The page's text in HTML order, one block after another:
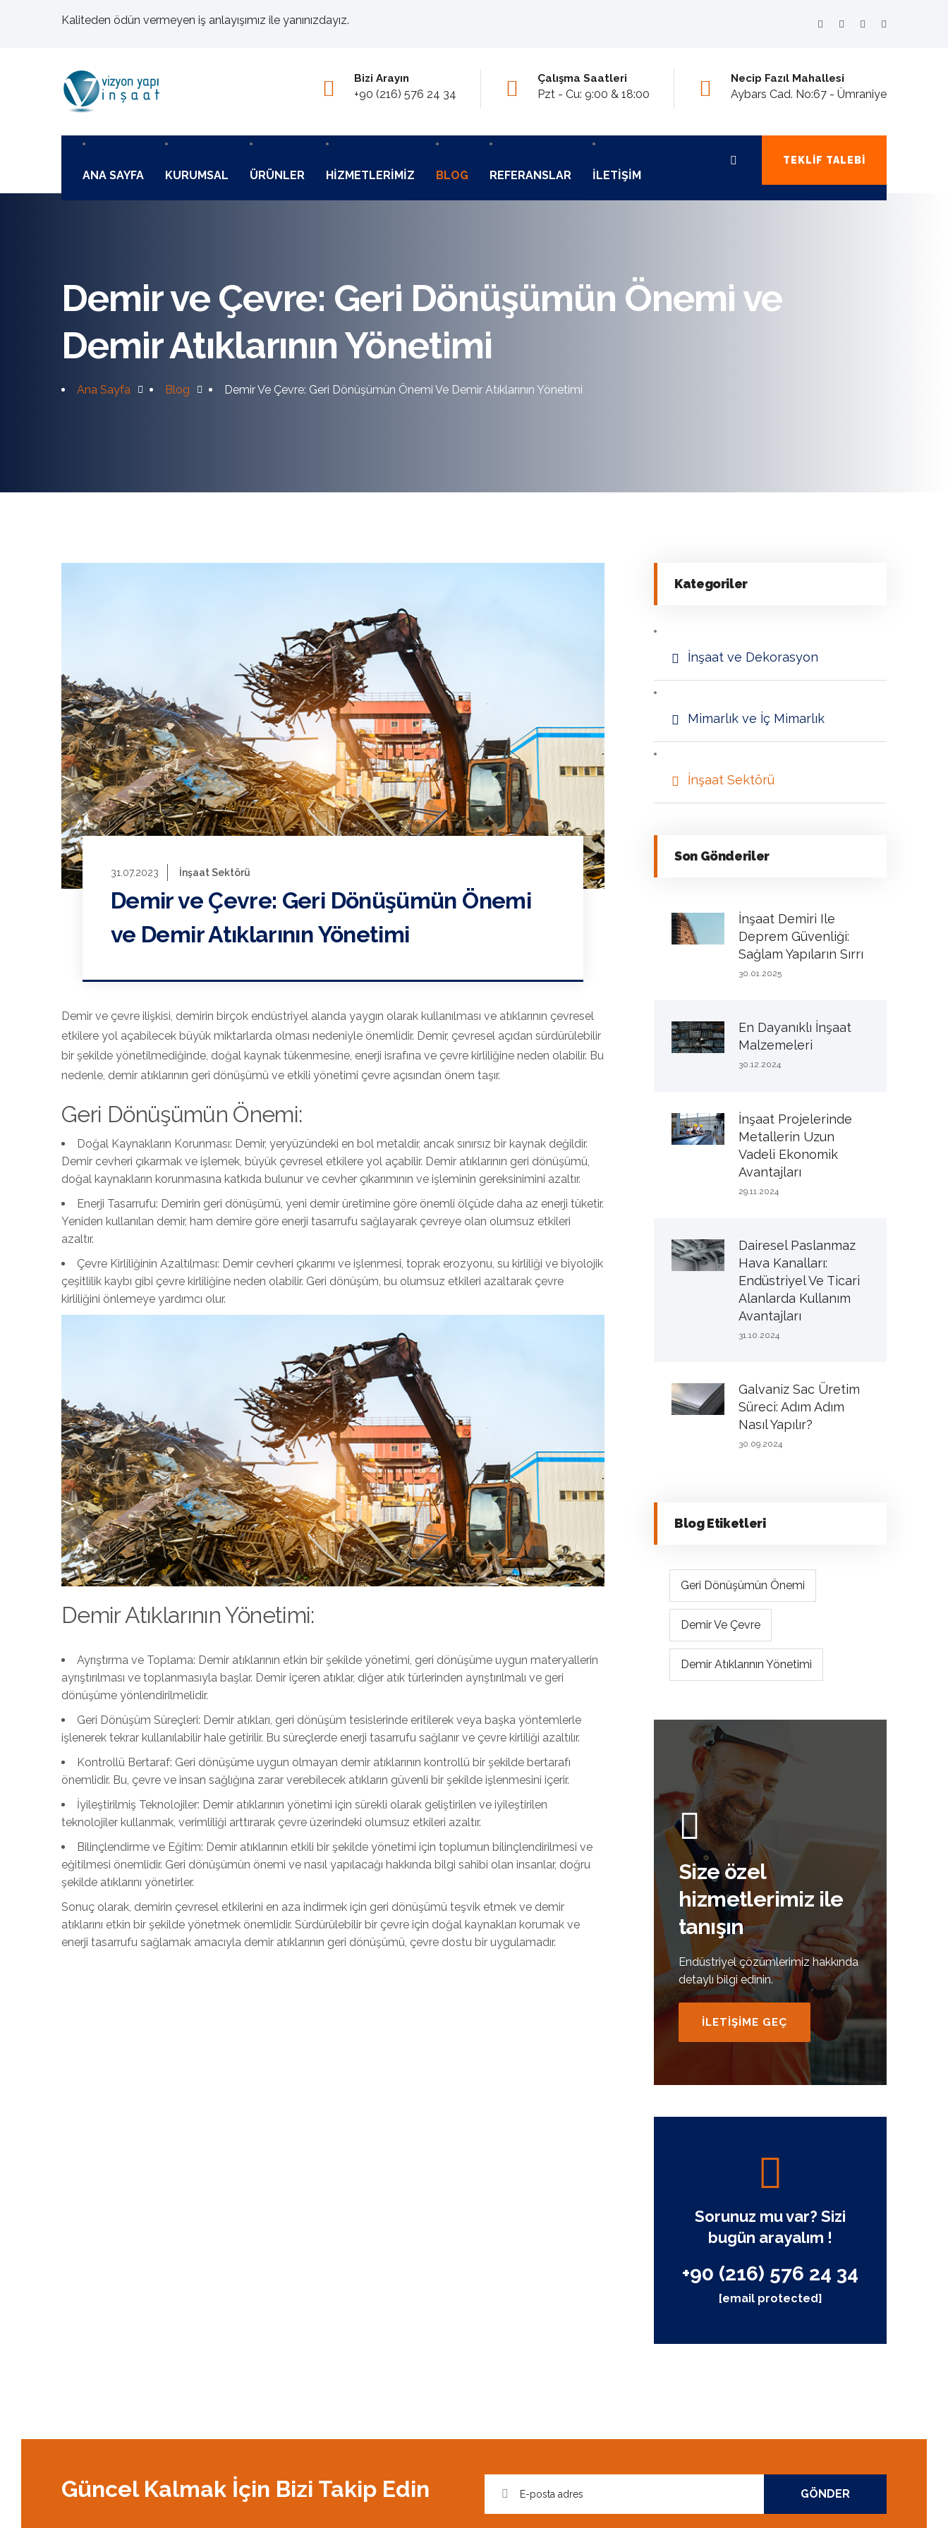
Kaliteden ödün vermeyen iş anlayışımız ile yanınızdayız.
Bizi Arayın
+90 (216) 576 24 34
Çalışma Saatleri
Pzt - Cu: 9:00 & 18:00
Necip Fazıl Mahallesi
Aybars Cad. No:67 - Ümraniye
ANA SAYFA KURUMSAL ÜRÜNLER HIZMETLERIMIZ BLOG REFERANSLAR İLETIŞIM
TEKLIF TALEBI
Demir ve Çevre: Geri Dönüşümün Önemi ve
Demir Atıklarının Yönetimi
Ana Sayfa Blog Demir Ve Çevre: Geri Dönüşümün Önemi Ve Demir Atıklarının Yönetimi
31.07.2023 İnşaat Sektörü
Demir ve Çevre: Geri Dönüşümün Önemi
ve Demir Atıklarının Yönetimi
Demir ve çevre ilişkisi, demirin birçok endüstriyel alanda yaygın olarak kullanılması ve atıklarının çevresel
etkilere yol açabilecek büyük miktarlarda olması nedeniyle önemlidir. Demir, çevresel açıdan sürdürülebilir
bir şekilde yönetilmediğinde, doğal kaynak tükenmesine, enerji israfına ve çevre kirliliğine neden olabilir. Bu
nedenle, demir atıklarının geri dönüşümü ve etkili yönetimi çevre açısından önem taşır.
Geri Dönüşümün Önemi:
Doğal Kaynakların Korunması: Demir, yeryüzündeki en bol metaldir, ancak sınırsız bir kaynak değildir.
Demir cevheri çıkarmak ve işlemek, büyük çevresel etkilere yol açabilir. Demir atıklarının geri dönüşümü,
doğal kaynakların korunmasına katkıda bulunur ve cevher çıkarımının ve işleminin gereksinimini azaltır.
Enerji Tasarrufu: Demirin geri dönüşümü, yeni demir üretimine göre önemli ölçüde daha az enerji tüketir.
Yeniden kullanılan demir, ham demire göre enerji tasarrufu sağlayarak çevreye olan olumsuz etkileri
azaltır.
Çevre Kirliliğinin Azaltılması: Demir cevheri çıkarımı ve işlenmesi, toprak erozyonu, su kirliliği ve biyolojik
çeşitlilik kaybı gibi çevre kirliliğine neden olabilir. Geri dönüşüm, bu olumsuz etkileri azaltarak çevre
kirliliğini önlemeye yardımcı olur.
Demir Atıklarının Yönetimi:
Ayrıştırma ve Toplama: Demir atıklarının etkin bir şekilde yönetimi, geri dönüşüme uygun materyallerin
ayrıştırılması ve toplanmasıyla başlar. Demir içeren atıklar, diğer atık türlerinden ayrıştırılmalı ve geri
dönüşüme yönlendirilmelidir.
Geri Dönüşüm Süreçleri: Demir atıkları, geri dönüşüm tesislerinde eritilerek veya başka yöntemlerle
işlenerek tekrar kullanılabilir hale getirilir. Bu süreçlerde enerji tasarrufu sağlanır ve çevre kirliliği azaltılır.
Kontrollü Bertaraf: Geri dönüşüme uygun olmayan demir atıklarının kontrollü bir şekilde bertarafı
önemlidir. Bu, çevre ve insan sağlığına zarar verebilecek atıkların güvenli bir şekilde işlenmesini içerir.
İyileştirilmiş Teknolojiler: Demir atıklarının yönetimi için sürekli olarak geliştirilen ve iyileştirilen
teknolojiler kullanmak, verimliliği arttırarak çevre üzerindeki olumsuz etkileri azaltır.
Bilinçlendirme ve Eğitim: Demir atıklarının etkili bir şekilde yönetimi için toplumun bilinçlendirilmesi ve
eğitilmesi önemlidir. Geri dönüşümün önemi ve nasıl yapılacağı hakkında bilgi sahibi olan insanlar, doğru
şekilde atıklarını yönetirler.
Sonuç olarak, demirin çevresel etkilerini en aza indirmek için geri dönüşümü teşvik etmek ve demir
atıklarını etkin bir şekilde yönetmek önemlidir. Sürdürülebilir bir çevre için doğal kaynakları korumak ve
enerji tasarrufu sağlamak amacıyla demir atıklarının geri dönüşümü, çevre dostu bir uygulamadır.
Kategoriler
İnşaat ve Dekorasyon
Mimarlık ve İç Mimarlık
İnşaat Sektörü
Son Gönderiler
İnşaat Demiri Ile
Deprem Güvenliği:
Sağlam Yapıların Sırrı
30.01.2025
En Dayanıklı İnşaat
Malzemeleri
30.12.2024
İnşaat Projelerinde
Metallerin Uzun
Vadeli Ekonomik
Avantajları
29.11.2024
Dairesel Paslanmaz
Hava Kanalları:
Endüstriyel Ve Ticari
Alanlarda Kullanım
Avantajları
31.10.2024
Galvaniz Sac Üretim
Süreci: Adım Adım
Nasıl Yapılır?
30.09.2024
Blog Etiketleri
Geri Dönüşümün Önemi
Demir Ve Çevre
Demir Atıklarının Yönetimi
Size özel
hizmetlerimiz ile
tanışın
Endüstriyel çözümlerimiz hakkında
detaylı bilgi edinin.
İLETİŞİME GEÇ
Sorunuz mu var? Sizi
bugün arayalım !
+90 (216) 576 24 34
[email protected]
Güncel Kalmak İçin Bizi Takip Edin GÖNDER